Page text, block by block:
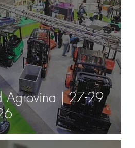
Agrovina | 27-29